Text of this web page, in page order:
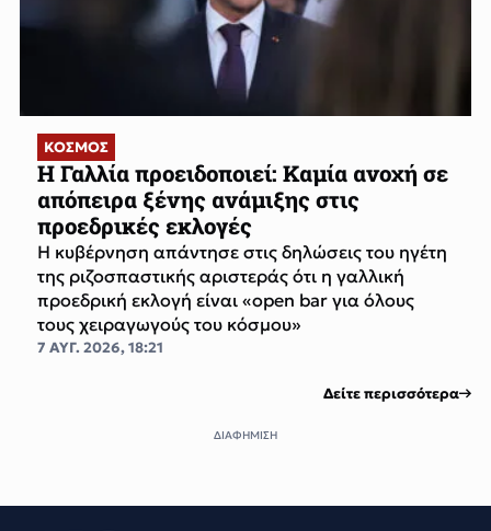
ΚΟΣΜΟΣ
Η Γαλλία προειδοποιεί: Καμία ανοχή σε
απόπειρα ξένης ανάμιξης στις
προεδρικές εκλογές
Η κυβέρνηση απάντησε στις δηλώσεις του ηγέτη
της ριζοσπαστικής αριστεράς ότι η γαλλική
προεδρική εκλογή είναι «open bar για όλους
τους χειραγωγούς του κόσμου»
7 ΑΥΓ. 2026, 18:21
Δείτε περισσότερα
ΔΙΑΦΗΜΙΣΗ